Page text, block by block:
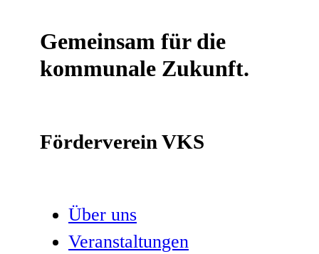
Gemeinsam für die
kommunale Zukunft.
Förderverein VKS
Über uns
Veranstaltungen